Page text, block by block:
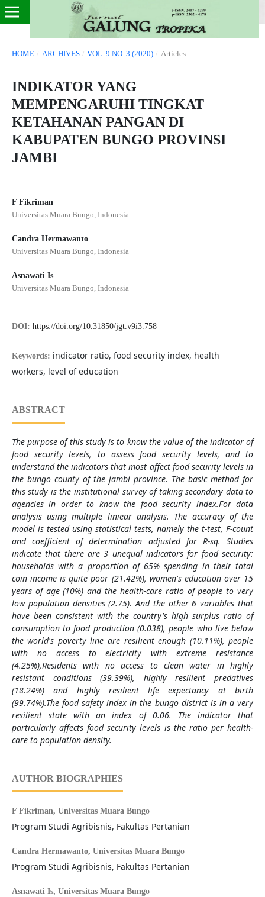
HOME / ARCHIVES / VOL. 9 NO. 3 (2020) / Articles
INDIKATOR YANG
MEMPENGARUHI TINGKAT
KETAHANAN PANGAN DI
KABUPATEN BUNGO PROVINSI
JAMBI
F Fikriman
Universitas Muara Bungo, Indonesia
Candra Hermawanto
Universitas Muara Bungo, Indonesia
Asnawati Is
Universitas Muara Bungo, Indonesia
DOI: https://doi.org/10.31850/jgt.v9i3.758
Keywords: indicator ratio, food security index, health
workers, level of education
ABSTRACT
The purpose of this study is to know the value of the indicator of
food security levels, to assess food security levels, and to
understand the indicators that most affect food security levels in
the bungo county of the jambi province. The basic method for
this study is the institutional survey of taking secondary data to
agencies in order to know the food security index.For data
analysis using multiple liniear analysis. The accuracy of the
model is tested using statistical tests, namely the t-test, F-count
and coefficient of determination adjusted for R-sq. Studies
indicate that there are 3 unequal indicators for food security:
households with a proportion of 65% spending in their total
coin income is quite poor (21.42%), women's education over 15
years of age (10%) and the health-care ratio of people to very
low population densities (2.75). And the other 6 variables that
have been consistent with the country's high surplus ratio of
consumption to food production (0.038), people who live below
the world's poverty line are resilient enough (10.11%), people
with no access to electricity with extreme resistance
(4.25%),Residents with no access to clean water in highly
resistant conditions (39.39%), highly resilient predatives
(18.24%) and highly resilient life expectancy at birth
(99.74%).The food safety index in the bungo district is in a very
resilient state with an index of 0.06. The indicator that
particularly affects food security levels is the ratio per health-
care to population density.
AUTHOR BIOGRAPHIES
F Fikriman, Universitas Muara Bungo
Program Studi Agribisnis, Fakultas Pertanian
Candra Hermawanto, Universitas Muara Bungo
Program Studi Agribisnis, Fakultas Pertanian
Asnawati Is, Universitas Muara Bungo